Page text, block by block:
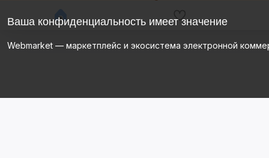
Ваша конфиденциальность имеет значение
Webmarket — маркетплейс и экосистема электронной